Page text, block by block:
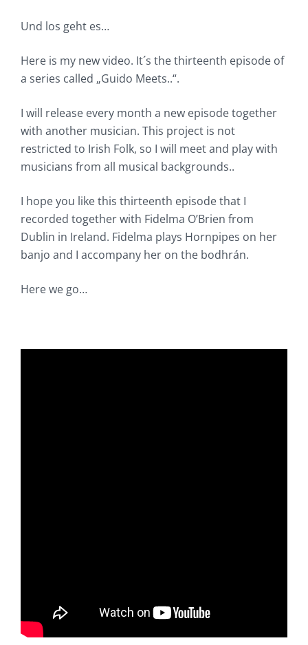
Und los geht es…
Here is my new video. It´s the thirteenth episode of
a series called „Guido Meets..“.
I will release every month a new episode together
with another musician. This project is not
restricted to Irish Folk, so I will meet and play with
musicians from all musical backgrounds..
I hope you like this thirteenth episode that I
recorded together with Fidelma O’Brien from
Dublin in Ireland. Fidelma plays Hornpipes on her
banjo and I accompany her on the bodhrán.
Here we go…